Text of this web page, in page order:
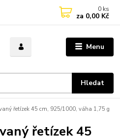
Menu
Hledat
0 ks
za 0,00 Kč
řetízek 45 cm, 925/1000, váha 1,75 g
řetízek 45